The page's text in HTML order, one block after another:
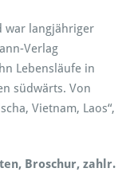
war langjähriger
Verlag
Lebensläufe in
südwärts. Von
Vietnam, Laos“,
Broschur, zahlr.